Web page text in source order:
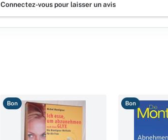
Connectez-vous pour laisser un avis
Bon Bon